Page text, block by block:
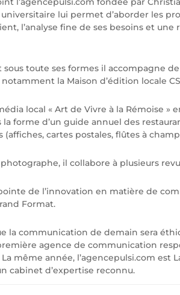
universitaire lui permet d’aborder les
l’analyse fine de ses besoins et
sous toute ses formes il accompagne
la Maison d’édition locale
local « Art de Vivre à la Rémoise »
la forme d’un guide annuel des
(affiches, cartes postales, flûtes à
il collabore à plusieurs
de l’innovation en matière de
Format.
la communication de demain sera
agence de communication
La même année, l’agencepulsi.com
cabinet d’expertise reconnu.